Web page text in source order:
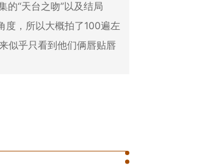
的“天台之吻”以及结局
度，所以大概拍了100遍左
似乎只看到他们俩唇贴唇